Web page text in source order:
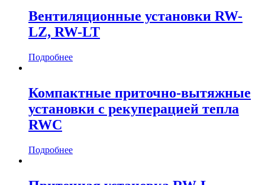
Вентиляционные установки RW-
LZ, RW-LT
Подробнее
Компактные приточно-вытяжные
установки с рекуперацией тепла
RWC
Подробнее